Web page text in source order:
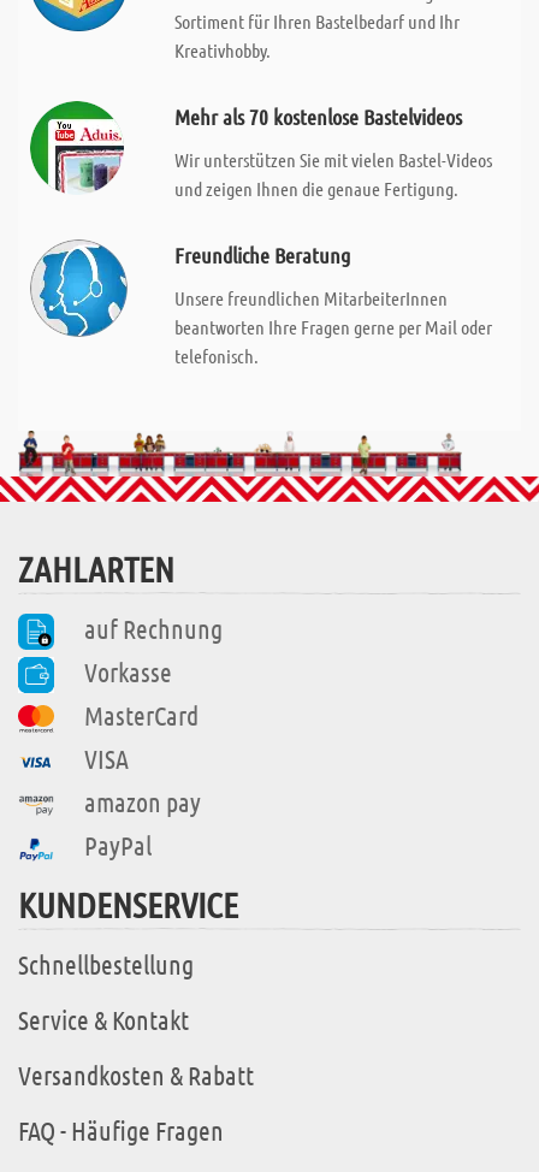
Sortiment für Ihren Bastelbedarf und Ihr
Kreativhobby.
Mehr als 70 kostenlose Bastelvideos
Wir unterstützen Sie mit vielen Bastel-Videos
und zeigen Ihnen die genaue Fertigung.
Freundliche Beratung
Unsere freundlichen MitarbeiterInnen
beantworten Ihre Fragen gerne per Mail oder
telefonisch.
ZAHLARTEN
auf Rechnung
Vorkasse
MasterCard
VISA
amazon pay
PayPal
KUNDENSERVICE
Schnellbestellung
Service & Kontakt
Versandkosten & Rabatt
FAQ - Häufige Fragen